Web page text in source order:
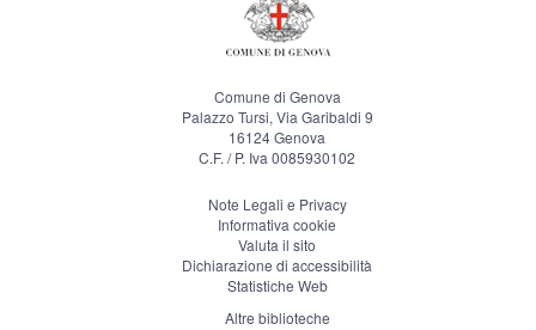
Comune di Genova
Palazzo Tursi, Via Garibaldi 9
16124 Genova
C.F. / P. Iva 0085930102
Note Legali e Privacy
Informativa cookie
Valuta il sito
Dichiarazione di accessibilità
Statistiche Web
Altre biblioteche